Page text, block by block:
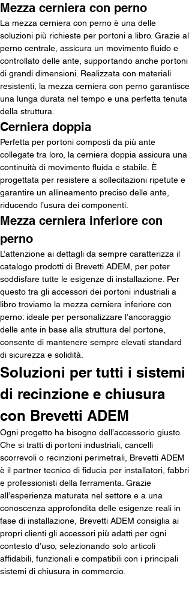
Mezza cerniera con perno
La mezza cerniera con perno è una delle
soluzioni più richieste per portoni a libro. Grazie al
perno centrale, assicura un movimento fluido e
controllato delle ante, supportando anche portoni
di grandi dimensioni. Realizzata con materiali
resistenti, la mezza cerniera con perno garantisce
una lunga durata nel tempo e una perfetta tenuta
della struttura.
Cerniera doppia
Perfetta per portoni composti da più ante
collegate tra loro, la cerniera doppia assicura una
continuità di movimento fluida e stabile. È
progettata per resistere a sollecitazioni ripetute e
garantire un allineamento preciso delle ante,
riducendo l’usura dei componenti.
Mezza cerniera inferiore con
perno
L’attenzione ai dettagli da sempre caratterizza il
catalogo prodotti di Brevetti ADEM, per poter
soddisfare tutte le esigenze di installazione. Per
questo tra gli accessori dei portoni industriali a
libro troviamo la mezza cerniera inferiore con
perno: ideale per personalizzare l’ancoraggio
delle ante in base alla struttura del portone,
consente di mantenere sempre elevati standard
di sicurezza e solidità.
Soluzioni per tutti i sistemi
di recinzione e chiusura
con Brevetti ADEM
Ogni progetto ha bisogno dell’accessorio giusto.
Che si tratti di portoni industriali, cancelli
scorrevoli o recinzioni perimetrali, Brevetti ADEM
è il partner tecnico di fiducia per installatori, fabbri
e professionisti della ferramenta. Grazie
all’esperienza maturata nel settore e a una
conoscenza approfondita delle esigenze reali in
fase di installazione, Brevetti ADEM consiglia ai
propri clienti gli accessori più adatti per ogni
contesto d’uso, selezionando solo articoli
affidabili, funzionali e compatibili con i principali
sistemi di chiusura in commercio.